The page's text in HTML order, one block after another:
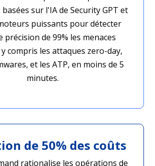
sur l'IA de Security GPT et
puissants pour détecter
précision de 99% les menaces
y compris les attaques zero-day,
et les ATP, en moins de 5
minutes.
de 50% des coûts
rationalise les opérations de